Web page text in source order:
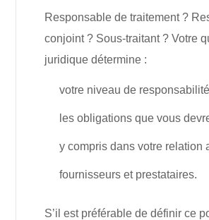
Responsable de traitement ?
conjoint ? Sous-traitant ? Votre
juridique détermine :
votre niveau de
les obligations que vous
y compris dans votre relation
fournisseurs et prestataires.
S’il est préférable de définir ce